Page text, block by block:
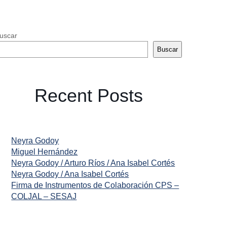
Buscar
Recent Posts
Neyra Godoy
Miguel Hernández
Neyra Godoy / Arturo Ríos / Ana Isabel Cortés
Neyra Godoy / Ana Isabel Cortés
Firma de Instrumentos de Colaboración CPS –
COLJAL – SESAJ